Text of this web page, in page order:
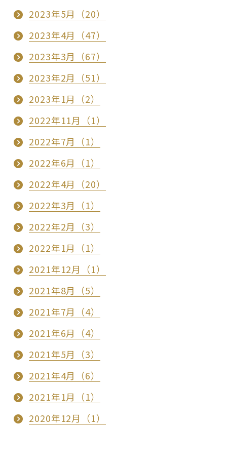
2023年5月（20）
2023年4月（47）
2023年3月（67）
2023年2月（51）
2023年1月（2）
2022年11月（1）
2022年7月（1）
2022年6月（1）
2022年4月（20）
2022年3月（1）
2022年2月（3）
2022年1月（1）
2021年12月（1）
2021年8月（5）
2021年7月（4）
2021年6月（4）
2021年5月（3）
2021年4月（6）
2021年1月（1）
2020年12月（1）